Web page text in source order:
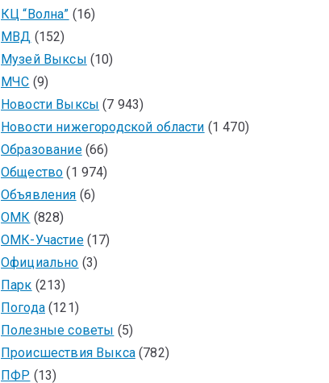
КЦ “Волна” (16)
МВД (152)
Музей Выксы (10)
МЧС (9)
Новости Выксы (7 943)
Новости нижегородской области (1 470)
Образование(66)
Общество (1 974)
Объявления (6)
ОМК (828)
ОМК-Участие(17)
Официально (3)
Парк (213)
Погода(121)
Полезные советы (5)
Происшествия Выкса(782)
ПФР (13)